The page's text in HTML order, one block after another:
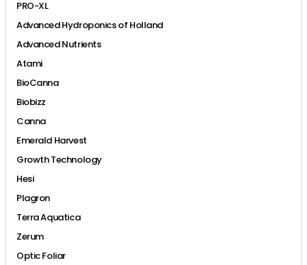
PRO-XL
Advanced Hydroponics of Holland
Advanced Nutrients
Atami
BioCanna
Biobizz
Canna
Emerald Harvest
Growth Technology
Hesi
Plagron
Terra Aquatica
Zerum
Optic Foliar